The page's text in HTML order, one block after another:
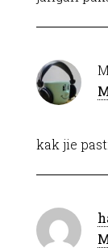
kak jie